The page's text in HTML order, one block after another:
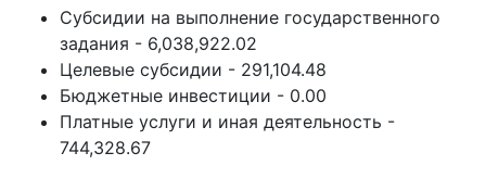
Субсидии на выполнение государственного
задания - 6,038,922.02
Целевые субсидии - 291,104.48
Бюджетные инвестиции - 0.00
Платные услуги и иная деятельность -
744,328.67